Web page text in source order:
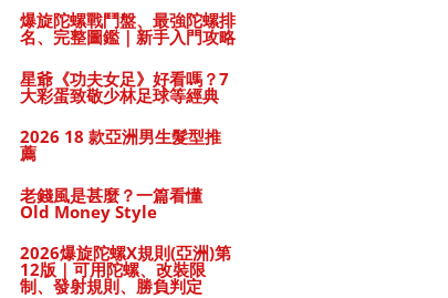
爆旋陀螺戰鬥盤、最強陀螺排
名、完整圖鑑｜新手入門攻略
星爺《功夫女足》好看嗎？7
大彩蛋致敬少林足球等經典
2026 18 款亞洲男生髮型推
薦
老錢風是甚麼？一篇看懂
Old Money Style
2026爆旋陀螺X規則(亞洲)第
12版｜可用陀螺、改裝限
制、發射規則、勝負判定